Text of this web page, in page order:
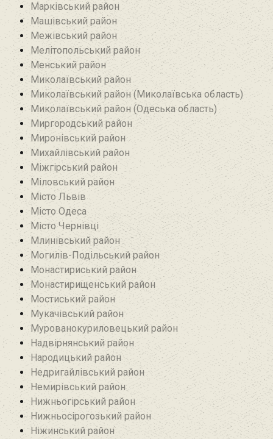
Марківський район
Машівський район‎
Межівський район
Мелітопольський район
Менський район
Миколаївський район
Миколаївський район (Миколаївська область)
Миколаївський район (Одеська область)
Миргородський район
Миронівський район
Михайлівський район‎
Міжгірський район
Міловський район‎
Місто Львів
Місто Одеса
Місто Чернівці
Млинівський район‎
Могилів-Подільський район
Монастириський район
Монастирищенський район
Мостиський район
Мукачівський район
Мурованокуриловецький район
Надвірнянський район
Народицький район‎
Недригайлівський район‎
Немирівський район
Нижньогірський район
Нижньосірогозький район
Ніжинський район